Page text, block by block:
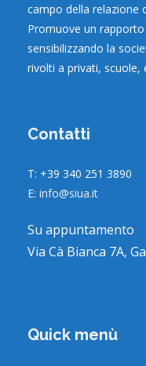
campo della relazione
Promuove un
sensibilizzando la
rivolti a privati, scuole,
Contatti
T: +39 340 251 3890
E: info@siua.it
Su appuntamento
Via Cà Bianca 7A,
Quick menù